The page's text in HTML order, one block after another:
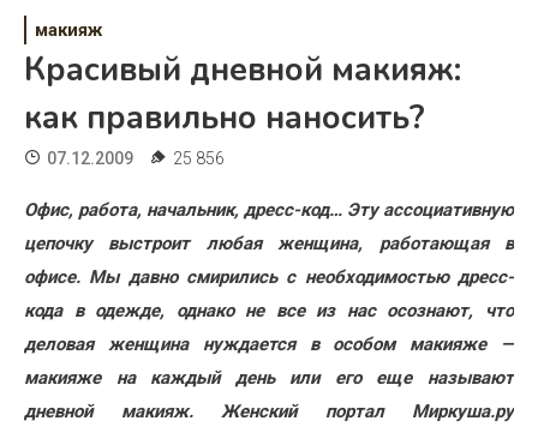
Жизнь
Хобби
Красота
Недвижимость
макияж
Красивый дневной макияж:
как правильно наносить?
07.12.2009 25 856
Офис, работа, начальник, дресс-код… Эту ассоциативную
цепочку выстроит любая женщина, работающая в
офисе. Мы давно смирились с необходимостью дресс-
кода в одежде, однако не все из нас осознают, что
деловая женщина нуждается в особом макияже —
макияже на каждый день или его еще называют
дневной макияж. Женский портал Миркуша.ру